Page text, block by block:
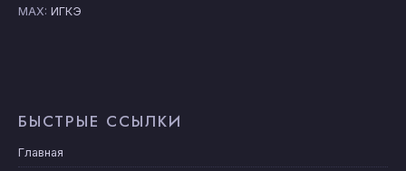
MAX: ИГКЭ
БЫСТРЫЕ ССЫЛКИ
Главная